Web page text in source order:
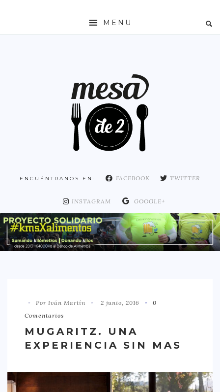
MENU
COMUNIDAD DE MADRID
DISTRITO ARGANZUELA
DISTRITO CHAMARTÍN
DISTRITO CHAMBERÍ
DISTRITO HORTALEZA
DISTRITO RETIRO
TIPO DE COMIDA
ENCUÉNTRANOS EN: FACEBOOK TWITTER
INSTAGRAM GOOGLE+
Por Iván Martín 2 junio, 2016
0
Comentarios
MUGARITZ. UNA
EXPERIENCIA SIN MAS